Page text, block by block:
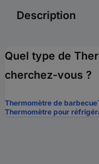
Description
Quel type de
cherchez-vous ?
Thermomètre de barbecue
Thermomètre pour